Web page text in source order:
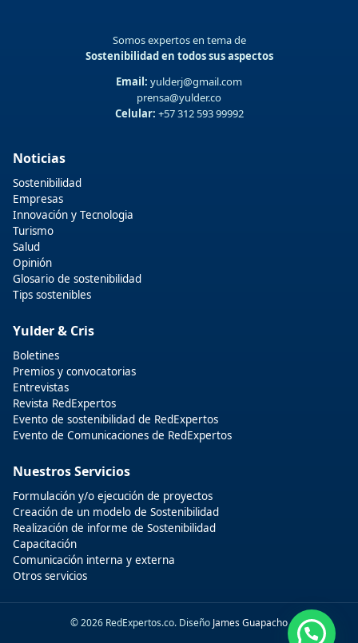
Somos expertos en tema de
Sostenibilidad en todos sus aspectos
Email: yulderj@gmail.com
prensa@yulder.co
Celular: +57 312 593 99992
Noticias
Sostenibilidad
Empresas
Innovación y Tecnologia
Turismo
Salud
Opinión
Glosario de sostenibilidad
Tips sostenibles
Yulder & Cris
Boletines
Premios y convocatorias
Entrevistas
Revista RedExpertos
Evento de sostenibilidad de RedExpertos
Evento de Comunicaciones de RedExpertos
Nuestros Servicios
Formulación y/o ejecución de proyectos
Creación de un modelo de Sostenibilidad
Realización de informe de Sostenibilidad
Capacitación
Comunicación interna y externa
Otros servicios
© 2026 RedExpertos.co. Diseño James Guapacho